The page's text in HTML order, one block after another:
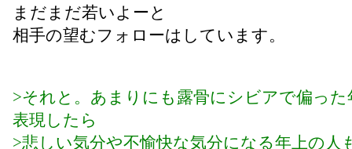
まだまだ若いよーと
相手の望むフォローはしています。
>それと。あまりにも露骨にシビアで偏った
表現したら
>悲しい気分や不愉快な気分になる年上の人